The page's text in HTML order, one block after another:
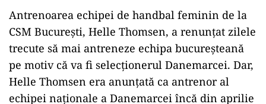
Acum, sforarii parașutați de Nicușor Dan la CSM
București, în frunte cu președintele lup paznic
la oi Răzvan Socolovici și Cristina Vărzaru, team
managerul echipei de handbal feminin și fosta
pupilă a lui Alexandru Dedu, dar și cu zmeii lui
Nicușor din Consiliul de Conducere (Jaful